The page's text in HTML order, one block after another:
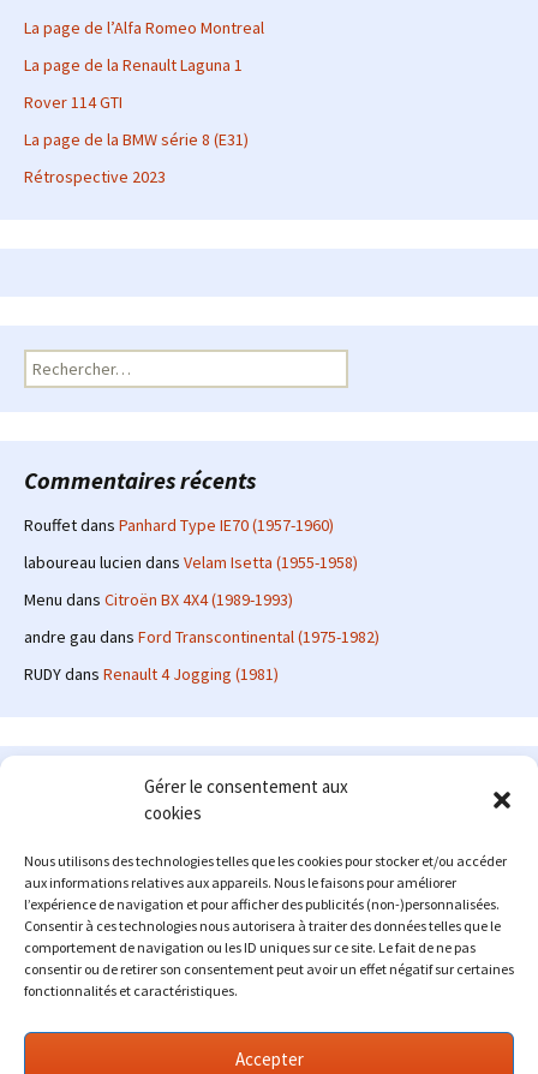
Gérer le consentement aux
cookies
Nous utilisons des technologies telles que les cookies pour stocker et/ou accéder
aux informations relatives aux appareils. Nous le faisons pour améliorer
l’expérience de navigation et pour afficher des publicités (non-)personnalisées.
Consentir à ces technologies nous autorisera à traiter des données telles que le
comportement de navigation ou les ID uniques sur ce site. Le fait de ne pas
consentir ou de retirer son consentement peut avoir un effet négatif sur certaines
fonctionnalités et caractéristiques.
Accepter
La page de l’Alfa Romeo Montreal
La page de la Renault Laguna 1
Rover 114 GTI
La page de la BMW série 8 (E31)
Rétrospective 2023
Rechercher :
Commentaires récents
Rouffetdans Panhard Type IE70 (1957-1960)
laboureau lucien dans Velam Isetta (1955-1958)
Menu dans Citroën BX 4X4 (1989-1993)
andre gau dans Ford Transcontinental (1975-1982)
RUDYdans Renault 4 Jogging (1981)
Le site en quelques mots
: passionné d'automobile ancienne depuis de
nombreuses années, j'ai commencé à partager ma passion sur
internet à partir de 2009 au travers d'un blog qui a connu un relatif
succès. Fin 2013, je décide de prendre mon autonomie et me lancer
avec mon propre site : l'Automobile Ancienne.
Me contacter : alex(at)lautomobileancienne.com